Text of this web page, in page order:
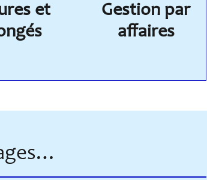
et
Gestion par
affaires